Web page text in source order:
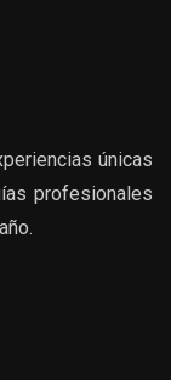
únicas
profesionales